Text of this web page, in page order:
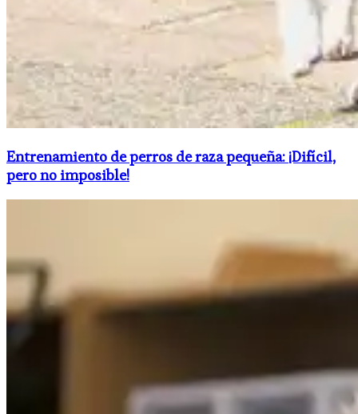
Entrenamiento de perros de raza pequeña: ¡Difícil,
pero no imposible!